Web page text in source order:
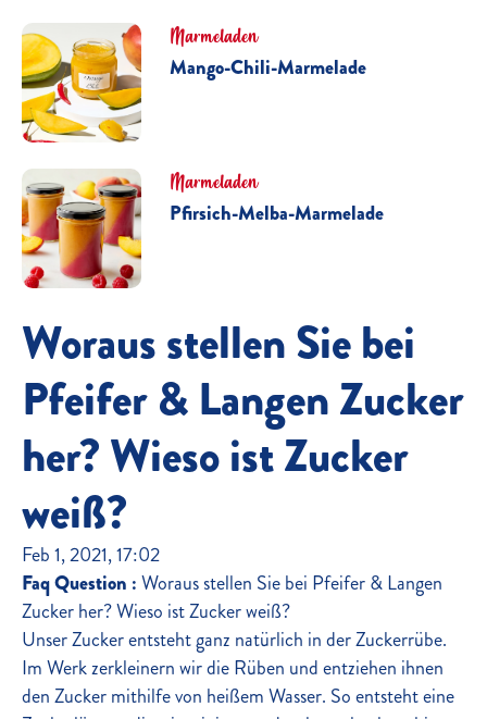
Marmeladen
Mango-Chili-Marmelade
Marmeladen
Pfirsich-Melba-Marmelade
Woraus stellen Sie bei
Pfeifer & Langen Zucker
her? Wieso ist Zucker
weiß?
Feb 1, 2021, 17:02
Faq Question :Woraus stellen Sie bei Pfeifer & Langen
Zucker her? Wieso ist Zucker weiß?
Unser Zucker entsteht ganz natürlich in der Zuckerrübe.
Im Werk zerkleinern wir die Rüben und entziehen ihnen
den Zucker mithilfe von heißem Wasser. So entsteht eine